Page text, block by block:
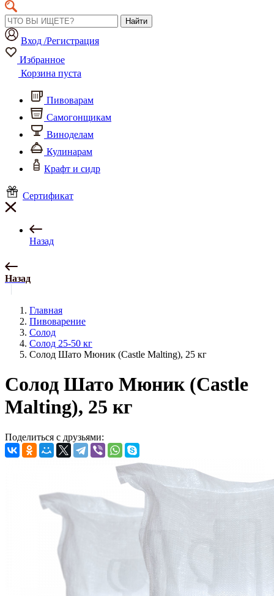
Найти
Вход /Регистрация
Избранное
Корзина пуста
Пивоварам
Самогонщикам
Виноделам
Кулинарам
Крафт и сидр
Сертификат
Назад
Назад
Главная
Пивоварение
Солод
Солод 25-50 кг
Солод Шато Мюник (Castle Malting), 25 кг
Солод Шато Мюник (Castle
Malting), 25 кг
Поделиться с друзьями: